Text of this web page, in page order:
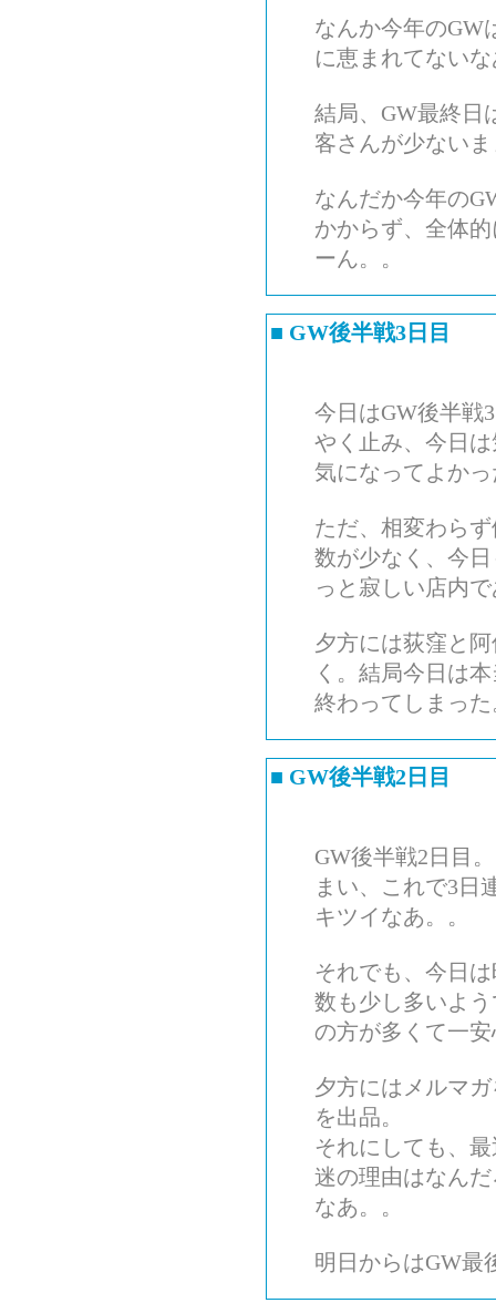
なんか今年のGW
に恵まれてない
結局、GW最終日
客さんが少ない
なんだか今年の
かからず、全体
ーん。。
■ GW後半戦3日目
今日はGW後半戦
やく止み、今日
気になってよか
ただ、相変わら
数が少なく、今
っと寂しい店内
夕方には荻窪と
く。結局今日は
終わってしまっ
■ GW後半戦2日目
GW後半戦2日目
まい、これで3日
キツイなあ。。
それでも、今日
数も少し多いよ
の方が多くて一
夕方にはメルマ
を出品。
それにしても、
迷の理由はなん
なあ。。
明日からはGW最